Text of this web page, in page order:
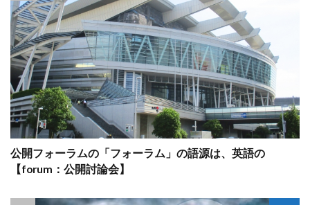
公開フォーラムの「フォーラム」の語源は、英語の
【forum：公開討論会】